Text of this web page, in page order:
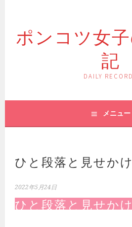
ッ
ポンコツ女
記
DAILY
メニュー
ひと段落と見せか
2022年5月24日
ひと段落と見せか